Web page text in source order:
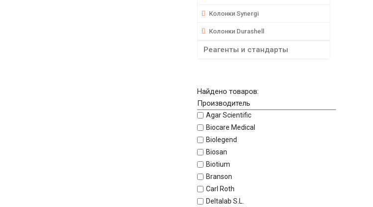
Колонки Synergi
Колонки Durashell
Реагенты и стандарты
Найдено товаров:
Производитель
Agar Scientific
Biocare Medical
Biolegend
Biosan
Biotium
Branson
Carl Roth
Deltalab S.L.